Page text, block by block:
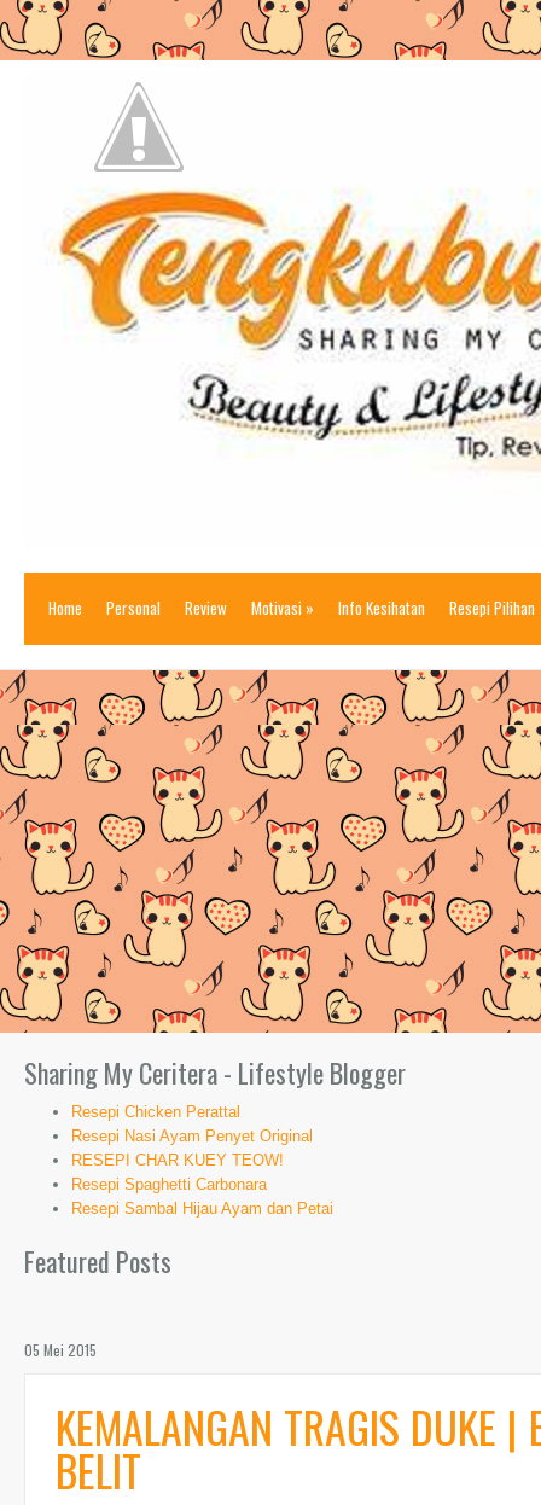
Home Personal Review Motivasi » Info Kesihatan Resepi Pilihan
Sharing My Ceritera - Lifestyle Blogger
Resepi Chicken Perattal
Resepi Nasi Ayam Penyet Original
RESEPI CHAR KUEY TEOW!
Resepi Spaghetti Carbonara
Resepi Sambal Hijau Ayam dan Petai
Featured Posts
05 Mei 2015
KEMALANGAN TRAGIS DUKE
BELIT